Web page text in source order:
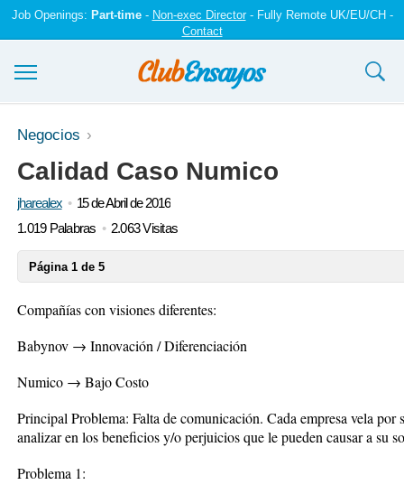
Job Openings: Part-time- Non-exec Director- Fully Remote UK/EU/CH -
Contact
Ensayos y trabajos
Registrarse
Iniciar sesión
Negocios
Calidad Caso Numico
jharealex
15 de Abril de 2016
1.019 Palabras
2.063 Visitas
Página 1 de 5
Compañías con visiones diferentes:
Babynov → Innovación / Diferenciación
Numico → Bajo Costo
Principal Problema: Falta de comunicación. Cada empresa vela por
analizar en los beneficios y/o perjuicios que le pueden causar a su
Problema 1: